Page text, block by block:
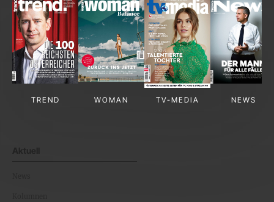
TREND WOMAN TV-MEDIA NEWS